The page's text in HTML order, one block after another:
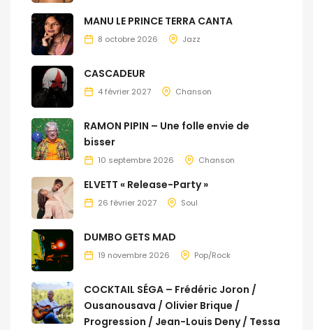
MANU LE PRINCE TERRA CANTA
8 octobre 2026 Jazz
CASCADEUR
4 février 2027 Chanson
RAMON PIPIN – Une folle envie de
bisser
10 septembre 2026 Chanson
ELVETT « Release-Party »
26 février 2027 Soul
DUMBO GETS MAD
19 novembre 2026 Pop/Rock
COCKTAIL SÉGA – Frédéric Joron /
Ousanousava / Olivier Brique /
Progression / Jean-Louis Deny / Tessa